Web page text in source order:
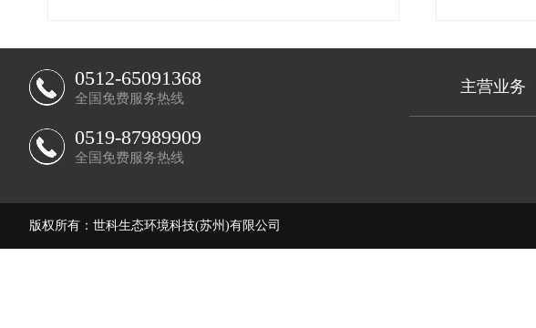
0512-65091368
全国免费服务热线
0519-87989909
全国免费服务热线
主营业务
版权所有：世科生态环境科技(苏州)有限公司